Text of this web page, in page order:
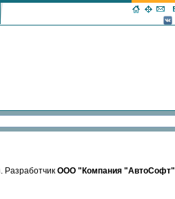
Разработчик ООО "Компания "АвтоСофт"